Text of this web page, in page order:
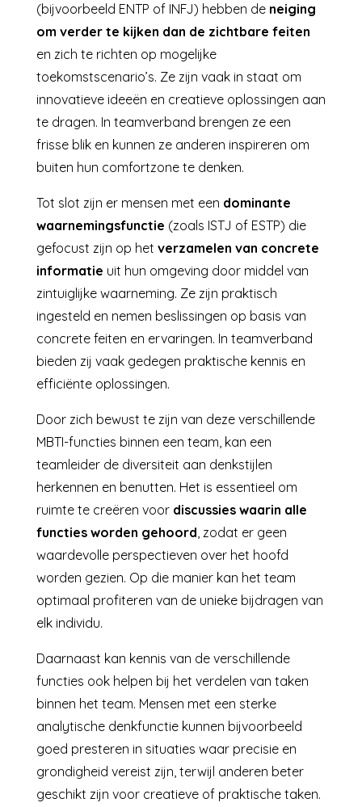
(bijvoorbeeld ENTP of INFJ) hebben de neiging
om verder te kijken dan de zichtbare feiten
en zich te richten op mogelijke
toekomstscenario’s. Ze zijn vaak in staat om
innovatieve ideeën en creatieve oplossingen aan
te dragen. In teamverband brengen ze een
frisse blik en kunnen ze anderen inspireren om
buiten hun comfortzone te denken.
Tot slot zijn er mensen met een dominante
waarnemingsfunctie (zoals ISTJ of ESTP) die
gefocust zijn op het verzamelen van concrete
informatie uit hun omgeving door middel van
zintuiglijke waarneming. Ze zijn praktisch
ingesteld en nemen beslissingen op basis van
concrete feiten en ervaringen. In teamverband
bieden zij vaak gedegen praktische kennis en
efficiënte oplossingen.
Door zich bewust te zijn van deze verschillende
MBTI-functies binnen een team, kan een
teamleider de diversiteit aan denkstijlen
herkennen en benutten. Het is essentieel om
ruimte te creëren voor discussies waarin alle
functies worden gehoord, zodat er geen
waardevolle perspectieven over het hoofd
worden gezien. Op die manier kan het team
optimaal profiteren van de unieke bijdragen van
elk individu.
Daarnaast kan kennis van de verschillende
functies ook helpen bij het verdelen van taken
binnen het team. Mensen met een sterke
analytische denkfunctie kunnen bijvoorbeeld
goed presteren in situaties waar precisie en
grondigheid vereist zijn, terwijl anderen beter
geschikt zijn voor creatieve of praktische taken.